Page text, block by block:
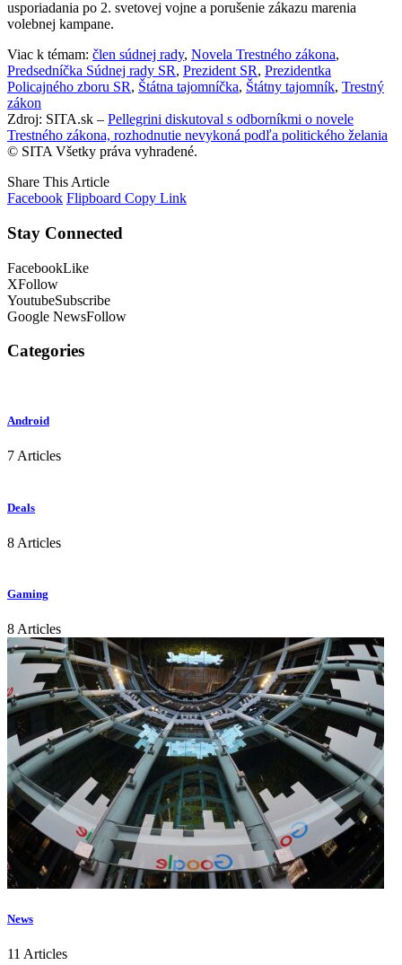
usporiadania po 2. svetovej vojne a porušenie zákazu marenia
volebnej kampane.
Viac k témam: člen súdnej rady, Novela Trestného zákona,
Predsedníčka Súdnej rady SR, Prezident SR, Prezidentka
Policajného zboru SR, Štátna tajomníčka, Štátny tajomník, Trestný
zákon
Zdroj: SITA.sk – Pellegrini diskutoval s odborníkmi o novele
Trestného zákona, rozhodnutie nevykoná podľa politického želania
© SITA Všetky práva vyhradené.
Share This Article
Facebook Flipboard Copy Link
Stay Connected
FacebookLike
XFollow
YoutubeSubscribe
Google NewsFollow
Categories
Android
7 Articles
Deals
8 Articles
Gaming
8 Articles
News
11 Articles